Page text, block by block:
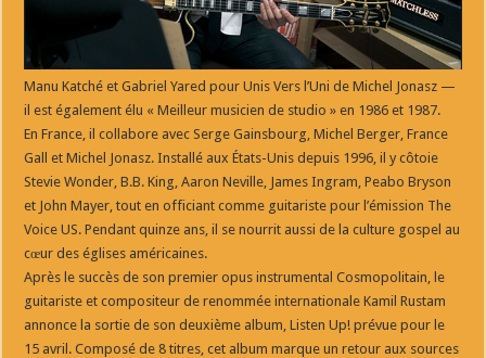
Manu Katché et Gabriel Yared pour Unis Vers l’Uni de Michel Jonasz —
il est également élu « Meilleur musicien de studio » en 1986 et 1987.
En France, il collabore avec Serge Gainsbourg, Michel Berger, France
Gall et Michel Jonasz. Installé aux États-Unis depuis 1996, il y côtoie
Stevie Wonder, B.B. King, Aaron Neville, James Ingram, Peabo Bryson
et John Mayer, tout en officiant comme guitariste pour l’émission The
Voice US. Pendant quinze ans, il se nourrit aussi de la culture gospel au
cœur des églises américaines.
Après le succès de son premier opus instrumental Cosmopolitain, le
guitariste et compositeur de renommée internationale Kamil Rustam
annonce la sortie de son deuxième album, Listen Up! prévue pour le
15 avril. Composé de 8 titres, cet album marque un retour aux sources